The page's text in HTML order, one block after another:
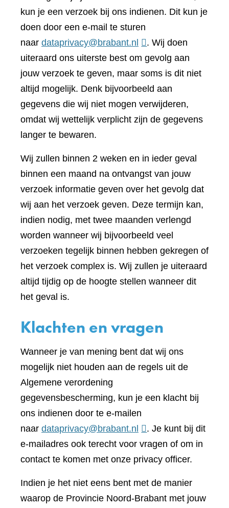
kun je een verzoek bij ons indienen. Dit kun je
doen door een e-mail te sturen
naar dataprivacy@brabant.nl
. Wij doen
uiteraard ons uiterste best om gevolg aan
jouw verzoek te geven, maar soms is dit niet
altijd mogelijk. Denk bijvoorbeeld aan
gegevens die wij niet mogen verwijderen,
omdat wij wettelijk verplicht zijn de gegevens
langer te bewaren.
Wij zullen binnen 2 weken en in ieder geval
binnen een maand na ontvangst van jouw
verzoek informatie geven over het gevolg dat
wij aan het verzoek geven. Deze termijn kan,
indien nodig, met twee maanden verlengd
worden wanneer wij bijvoorbeeld veel
verzoeken tegelijk binnen hebben gekregen of
het verzoek complex is. Wij zullen je uiteraard
altijd tijdig op de hoogte stellen wanneer dit
het geval is.
Klachten en vragen
Wanneer je van mening bent dat wij ons
mogelijk niet houden aan de regels uit de
Algemene verordening
gegevensbescherming, kun je een klacht bij
ons indienen door te e-mailen
naar dataprivacy@brabant.nl
. Je kunt bij dit
e-mailadres ook terecht voor vragen of om in
contact te komen met onze privacy officer.
Indien je het niet eens bent met de manier
waarop de Provincie Noord-Brabant met jouw